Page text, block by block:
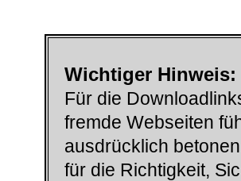
Wichtiger Hinweis:
Für die
fremde Webseiten
ausdrücklich
für die Richtigkeit,